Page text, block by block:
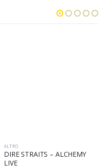
ALTRO
DIRE STRAITS – ALCHEMY
LIVE